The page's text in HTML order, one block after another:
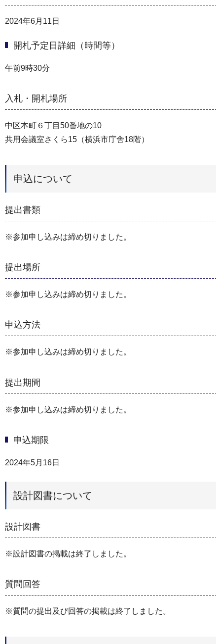
2024年6月11日
開札予定日詳細（時間等）
午前9時30分
入札・開札場所
中区本町６丁目50番地の10
共用会議室さくら15（横浜市庁舎18階）
申込について
提出書類
※参加申し込みは締め切りました。
提出場所
※参加申し込みは締め切りました。
申込方法
※参加申し込みは締め切りました。
提出期間
※参加申し込みは締め切りました。
申込期限
2024年5月16日
設計図書について
設計図書
※設計図書の掲載は終了しました。
質問回答
※質問の提出及び回答の掲載は終了しました。